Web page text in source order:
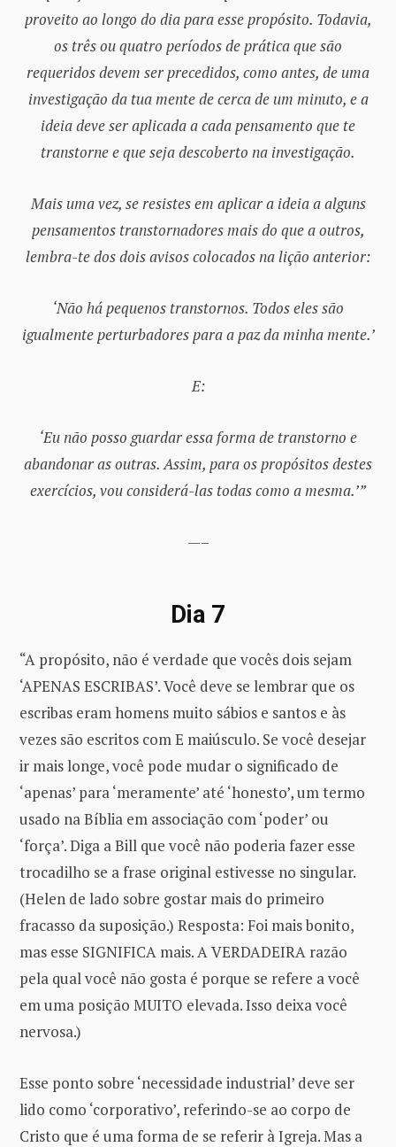
proveito ao longo do dia para esse propósito. Todavia,
os três ou quatro períodos de prática que são
requeridos devem ser precedidos, como antes, de uma
investigação da tua mente de cerca de um minuto, e a
ideia deve ser aplicada a cada pensamento que te
transtorne e que seja descoberto na investigação.
Mais uma vez, se resistes em aplicar a ideia a alguns
pensamentos transtornadores mais do que a outros,
lembra-te dos dois avisos colocados na lição anterior:
‘Não há pequenos transtornos. Todos eles são
igualmente perturbadores para a paz da minha mente.’
E:
‘Eu não posso guardar essa forma de transtorno e
abandonar as outras. Assim, para os propósitos destes
exercícios, vou considerá-las todas como a mesma.’”
—–
Dia 7
“A propósito, não é verdade que vocês dois sejam
‘APENAS ESCRIBAS’. Você deve se lembrar que os
escribas eram homens muito sábios e santos e às
vezes são escritos com E maiúsculo. Se você desejar
ir mais longe, você pode mudar o significado de
‘apenas’ para ‘meramente’ até ‘honesto’, um termo
usado na Bíblia em associação com ‘poder’ ou
‘força’. Diga a Bill que você não poderia fazer esse
trocadilho se a frase original estivesse no singular.
(Helen de lado sobre gostar mais do primeiro
fracasso da suposição.) Resposta: Foi mais bonito,
mas esse SIGNIFICA mais. A VERDADEIRA razão
pela qual você não gosta é porque se refere a você
em uma posição MUITO elevada. Isso deixa você
nervosa.)
Esse ponto sobre ‘necessidade industrial’ deve ser
lido como ‘corporativo’, referindo-se ao corpo de
Cristo que é uma forma de se referir à Igreja. Mas a